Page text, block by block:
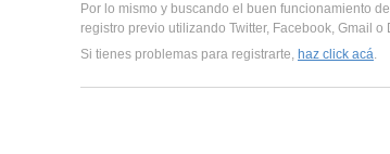
Por lo mismo y buscando el buen funcionamiento
registro previo utilizando Twitter, Facebook, Gmail o
Si tienes problemas para registrarte, haz click acá.